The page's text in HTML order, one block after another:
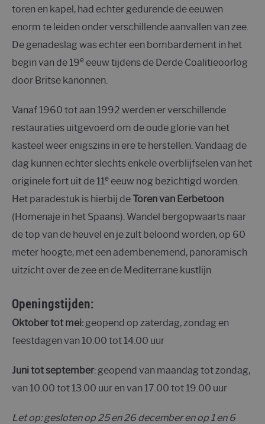
toren en kapel, had echter gedurende de eeuwen
enorm te leiden onder verschillende aanvallen van zee.
De genadeslag was echter een bombardement in het
begin van de 19e eeuw tijdens de Derde Coalitieoorlog
door Britse kanonnen.
Vanaf 1960 tot aan 1992 werden er verschillende
restauraties uitgevoerd om de oude glorie van het
kasteel weer enigszins in ere te herstellen. Vandaag de
dag kunnen echter slechts enkele overblijfselen van het
originele fort uit de 11e eeuw nog bezichtigd worden.
Het paradestuk is hierbij deToren van Eerbetoon
(Homenaje in het Spaans). Wandel bergopwaarts naar
de top van de heuvel en je zult beloond worden, op 60
meter hoogte, met een adembenemend, panoramisch
uitzicht over de zee en de Mediterrane kustlijn.
Openingstijden:
Oktober tot mei: geopend op zaterdag, zondag en
feestdagen van 10.00 tot 14.00 uur
Juni tot september: geopend van maandag tot zondag,
van 10.00 tot 13.00 uur en van 17.00 tot 19.00 uur
Let op: gesloten op 25 en 26 december en op 1 en 6